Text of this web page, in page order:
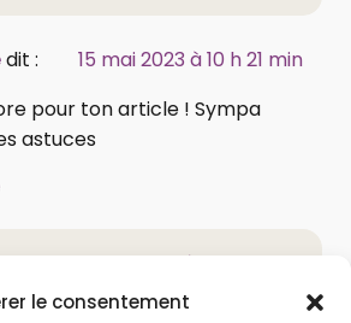
le consentement
dit :
15 mai 2023 à 10 h 21 min
pour ton article ! Sympa
astuces
dit :
15 mai 2023 à 13 h 36 min
Juliette pour ton retour 🙂